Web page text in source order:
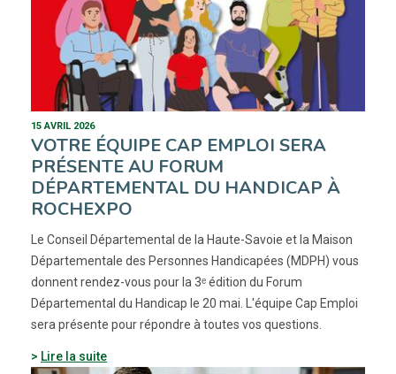
15 AVRIL 2026
VOTRE ÉQUIPE CAP EMPLOI SERA
PRÉSENTE AU FORUM
DÉPARTEMENTAL DU HANDICAP À
ROCHEXPO
Le Conseil Départemental de la Haute-Savoie et la Maison
Départementale des Personnes Handicapées (MDPH) vous
donnent rendez-vous pour la 3ᵉ édition du Forum
Départemental du Handicap le 20 mai. L'équipe Cap Emploi
sera présente pour répondre à toutes vos questions.
Lire la suite